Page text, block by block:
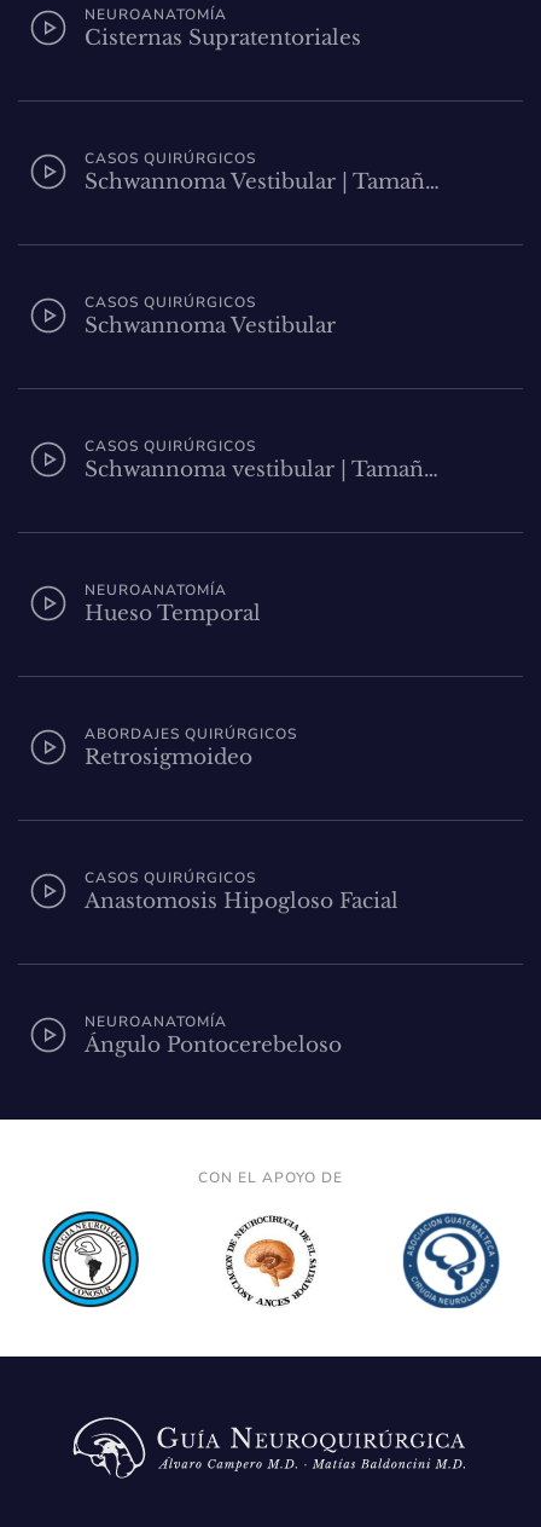
NEUROANATOMÍA
Cisternas Supratentoriales
CASOS QUIRÚRGICOS
Schwannoma Vestibular | Tamañ…
CASOS QUIRÚRGICOS
Schwannoma Vestibular
CASOS QUIRÚRGICOS
Schwannoma vestibular | Tamañ…
NEUROANATOMÍA
Hueso Temporal
ABORDAJES QUIRÚRGICOS
Retrosigmoideo
CASOS QUIRÚRGICOS
Anastomosis Hipogloso Facial
NEUROANATOMÍA
Ángulo Pontocerebeloso
CON EL APOYO DE